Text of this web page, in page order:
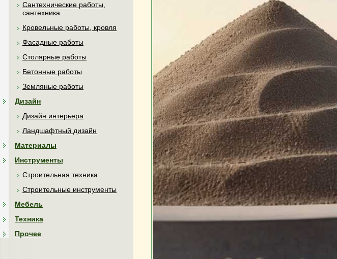
Сантехнические работы,
сантехника
Кровельные работы, кровля
Фасадные работы
Столярные работы
Бетонные работы
Земляные работы
Дизайн
Дизайн интерьера
Ландшафтный дизайн
Материалы
Инструменты
Строительная техника
Строительные инструменты
Мебель
Техника
Прочее